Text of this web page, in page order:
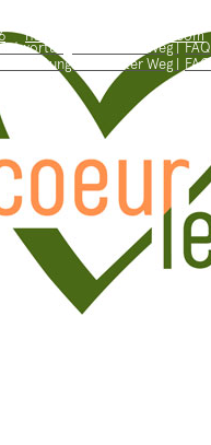
hallo@aucoeurvietnam.com
Weg | FAQ
Weg | FAQ